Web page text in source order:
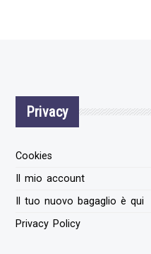
Privacy
Cookies
Il mio account
Il tuo nuovo bagaglio è qui
Privacy Policy